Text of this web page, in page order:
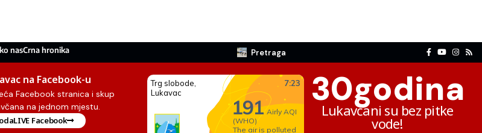
nasCrna hronika Pretraga
na Facebook-u
Facebook stranica i skup
na jednom mjestu.
Facebook
30godina
Lukavčani su bez pitke
vode!